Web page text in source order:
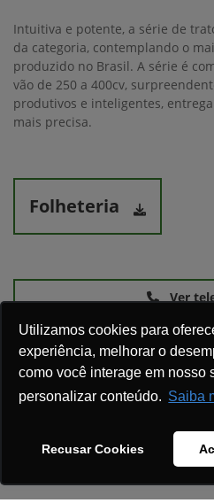
Utilizamos cookies para
experiência, melhorar o
como você interage em nosso
personalizar conteúdo. Saiba
Recusar Cookies
Intuitiva e potente, a série de
da categoria, contemplando o
produzido no Brasil. A série é
vão de 250 a 400cv,
produtivos e inteligentes,
mais precisa.
Folheteria
Ver
Equipamentos
Mapa do site
Para otimizar sua experiência durante
política de cookies e para proteger
. Ao